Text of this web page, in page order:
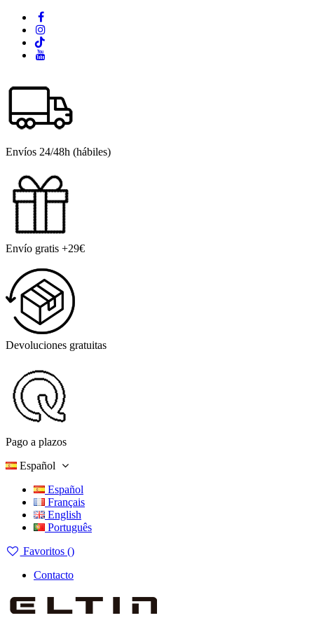
Envíos 24/48h (hábiles)
Envío gratis +29€
Devoluciones gratuitas
Pago a plazos
Español
Español
Français
English
Português
Favoritos ()
Contacto